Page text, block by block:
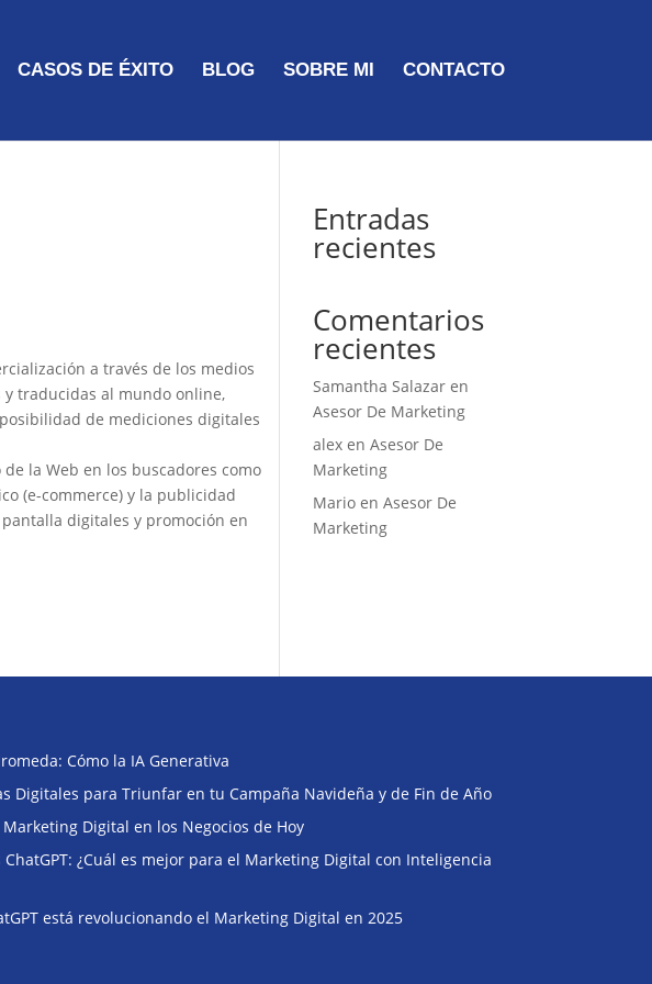
CASOS DE ÉXITO BLOG SOBRE MI CONTACTO
a través de los medios
traducidas al mundo online,
de mediciones digitales
la Web en los buscadores como
(e-commerce) y la publicidad
digitales y promoción en
Entradas
recientes
Comentarios
recientes
Samantha Salazar en
Asesor De Marketing
alex enAsesor De
Marketing
Mario enAsesor De
Marketing
Cómo la IA Generativa
Digitales para Triunfar en tu Campaña Navideña y de Fin de Año
Digital en los Negocios de Hoy
ChatGPT: ¿Cuál es mejor para el Marketing Digital con Inteligencia
está revolucionando el Marketing Digital en 2025